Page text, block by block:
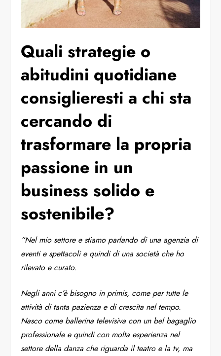
⁠Quali strategie o
abitudini quotidiane
consiglieresti a chi sta
cercando di
trasformare la propria
passione in un
business solido e
sostenibile?
“Nel mio settore e stiamo parlando di una agenzia di
eventi e spettacoli e quindi di una società che ho
rilevato e curato.
Negli anni c’è bisogno in primis, come per tutte le
attività di tanta pazienza e di crescita nel tempo.
Nasco come ballerina televisiva con un bel bagaglio
professionale e quindi con molta esperienza nel
settore della danza che riguarda il teatro e la tv, ma